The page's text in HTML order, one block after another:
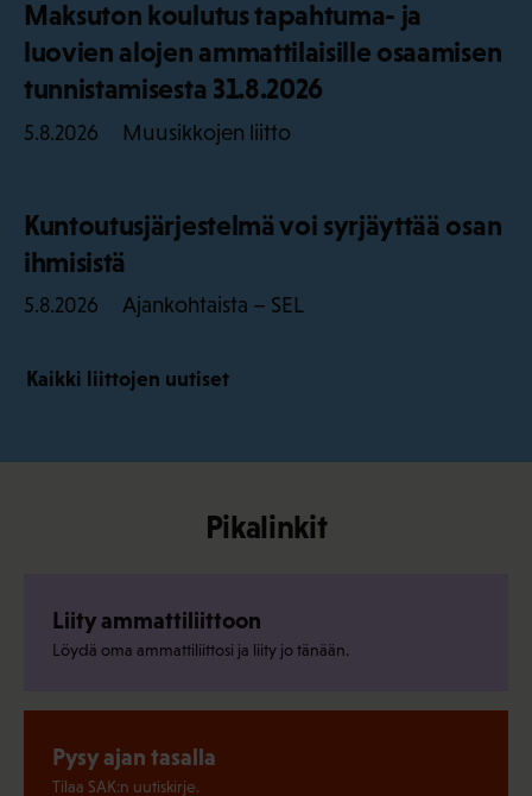
Maksuton koulutus tapahtuma- ja
luovien alojen ammattilaisille osaamisen
tunnistamisesta 31.8.2026
5.8.2026 Muusikkojen liitto
Kuntoutusjärjestelmä voi syrjäyttää osan
ihmisistä
5.8.2026 Ajankohtaista – SEL
Kaikki liittojen uutiset
Pikalinkit
Liity ammattiliittoon
Löydä oma ammattiliittosi ja liity jo tänään.
Pysy ajan tasalla
Tilaa SAK:n uutiskirje.